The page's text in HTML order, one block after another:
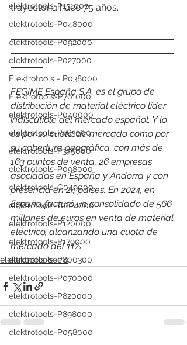
elektrotools-P131000
elektrotools-P048000
elektrotools-P092000
elektrotools-P027000
Elektrotools - P038000
Elektrotools-P761000
elektrotools-P040000
elektrotools-P463000
elektrotools-P375000
elektrotools-P098000
elektrotools-C049000
elektrotools-C004000
elektrotools-P120000
elektrotools-P179000
elektrotools-P800300
elektrotools-P070000
elektrotools-P820000
elektrotools-P898000
elektrotools-P058000
trayectoria hace 75 años.
___________________________________
_______
FEGIME España S.A. es el grupo de
distribución de material eléctrico líder
indiscutible del mercado español. Y lo
es por su cuota de mercado como por
su cobertura geográfica, con más de
163 puntos de venta, 26 empresas
asociadas en España y Andorra y con
presencia en 24 países. En 2024, en
España facturó un consolidado de 566
millones de euros en venta de material
eléctrico, alcanzando una cuota de
mercado del 11%
elektrotools-socio